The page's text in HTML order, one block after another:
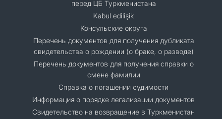
перед ЦБ Туркменистана
Kabul edilişik
Консульские округа
Перечень документов для получения дубликата
свидетельства о рождении (о браке, о разводе)
Перечень документов для получения справки о
смене фамилии
Справка о погашении судимости
Информация о порядке легализации документов
Cвидетельство на возвращение в Туркменистан